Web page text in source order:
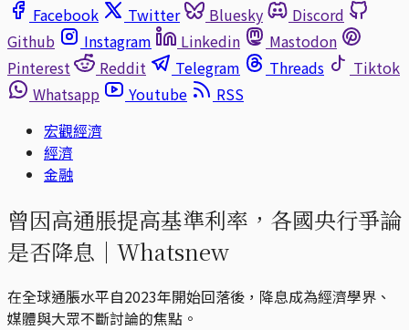
Facebook
Twitter Bluesky
Discord
Github
Instagram Linkedin
Mastodon
Pinterest
Reddit Telegram Threads
Tiktok
Whatsapp
Youtube
RSS
宏觀經濟
經濟
金融
曾因高通脹提高基準利率，各國央行爭論
是否降息｜Whatsnew
在全球通脹水平自2023年開始回落後，降息成為經濟學界、
媒體與大眾不斷討論的焦點。